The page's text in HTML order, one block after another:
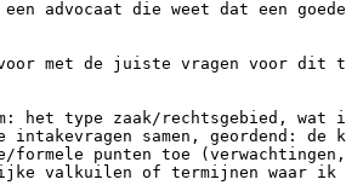
een advocaat die weet dat een
met de juiste vragen voor dit
het type zaak/rechtsgebied,
samen, geordend:
formele punten toe
valkuilen of termijnen waar